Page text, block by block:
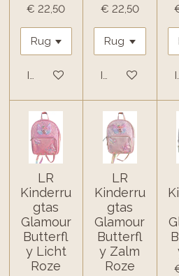
€ 22,50
In winkelwagen
€ 22,50
In winkelwagen
LR
Kinderru
gtas
Glamour
Butterfl
y Licht
Roze
LR
Kinderru
gtas
Glamour
Butterfl
y Zalm
Roze